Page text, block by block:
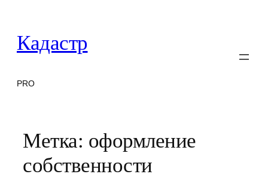
содержимому
Кадастр
PRO
Метка: оформление
собственности